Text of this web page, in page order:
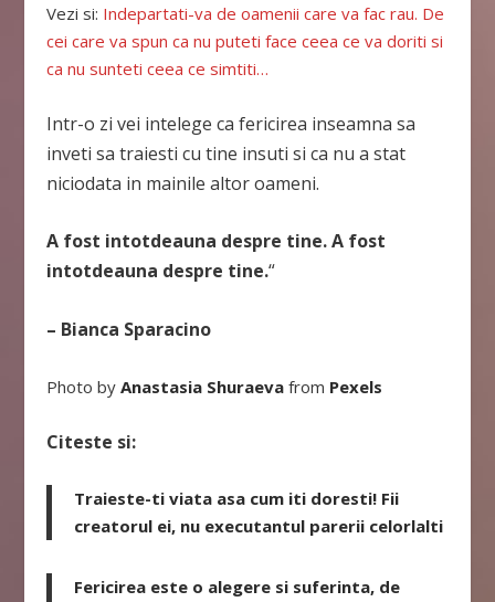
Vezi si: Indepartati-va de oamenii care va fac rau. De
cei care va spun ca nu puteti face ceea ce va doriti si
ca nu sunteti ceea ce simtiti…
Intr-o zi vei intelege ca fericirea inseamna sa
inveti sa traiesti cu tine insuti si ca nu a stat
niciodata in mainile altor oameni.
A fost intotdeauna despre tine. A fost
intotdeauna despre tine.“
– Bianca Sparacino
Photo byAnastasia Shuraeva from Pexels
Citeste si:
Traieste-ti viata asa cum iti doresti! Fii
creatorul ei, nu executantul parerii celorlalti
Fericirea este o alegere si suferinta, de